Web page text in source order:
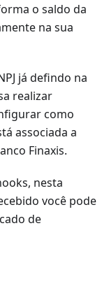
o saldo da
na sua
já defindo na
realizar
como
associada a
Finaxis.
nesta
você pode
de